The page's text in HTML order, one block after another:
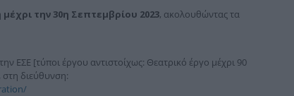
μέχρι την 30η Σεπτεμβρίου 2023, ακολουθώντας τα
ΕΣΕ [τύποι έργου αντιστοίχως: Θεατρικό έργο μέχρι 90
διεύθυνση: